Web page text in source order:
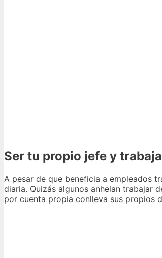
Ser tu propio jefe y
A pesar de que beneficia a empleados
diaria. Quizás algunos anhelan trabajar
por cuenta propia conlleva sus propios